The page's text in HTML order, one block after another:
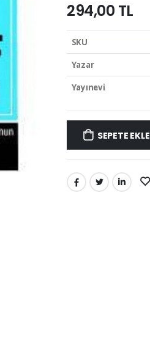
294,00 TL
SKU
Yazar
Yayınevi
SEPETE EKLE
PAYLAŞ: